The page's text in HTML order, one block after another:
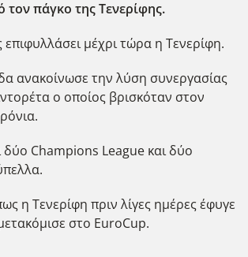
πάγκο της Τενερίφης.
μέχρι τώρα η Τενερίφη.
ανακοίνωσε την λύση συνεργασίας
ο οποίος βρισκόταν στον
δύο Champions League και δύο
η Τενερίφη πριν λίγες ημέρες έφυγε
στο EuroCup.